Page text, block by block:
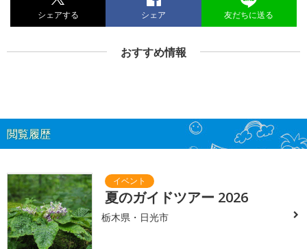
シェアする シェア 友だちに送る
おすすめ情報
閲覧履歴
夏のガイドツアー 2026
栃木県・日光市